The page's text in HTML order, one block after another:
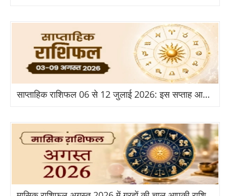
साप्ताहिक राशिफल 06 से 12 जुलाई 2026: इस सप्ताह आपकी राशि के लिए क्या है खास?